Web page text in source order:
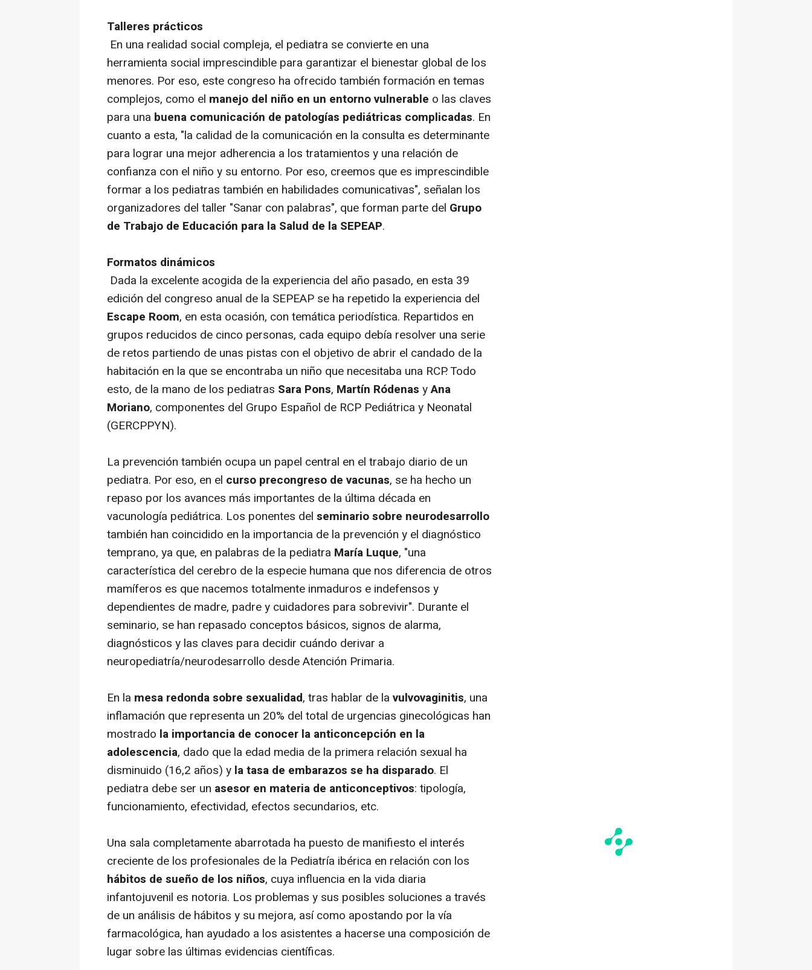
Talleres prácticos
En una realidad social compleja, el pediatra se convierte en una
herramienta social imprescindible para garantizar el bienestar global de los
menores. Por eso, este congreso ha ofrecido también formación en temas
complejos, como el manejo del niño en un entorno vulnerable o las claves
para una buena comunicación de patologías pediátricas complicadas. En
cuanto a esta, "la calidad de la comunicación en la consulta es determinante
para lograr una mejor adherencia a los tratamientos y una relación de
confianza con el niño y su entorno. Por eso, creemos que es imprescindible
formar a los pediatras también en habilidades comunicativas", señalan los
organizadores del taller "Sanar con palabras", que forman parte del Grupo
de Trabajo de Educación para la Salud de la SEPEAP.
Formatos dinámicos
Dada la excelente acogida de la experiencia del año pasado, en esta 39
edición del congreso anual de la SEPEAP se ha repetido la experiencia del
Escape Room, en esta ocasión, con temática periodística. Repartidos en
grupos reducidos de cinco personas, cada equipo debía resolver una serie
de retos partiendo de unas pistas con el objetivo de abrir el candado de la
habitación en la que se encontraba un niño que necesitaba una RCP. Todo
esto, de la mano de los pediatras Sara Pons, Martín Ródenas yAna
Moriano, componentes del Grupo Español de RCP Pediátrica y Neonatal
(GERCPPYN).
La prevención también ocupa un papel central en el trabajo diario de un
pediatra. Por eso, en el curso precongreso de vacunas, se ha hecho un
repaso por los avances más importantes de la última década en
vacunología pediátrica. Los ponentes del seminario sobre neurodesarrollo
también han coincidido en la importancia de la prevención y el diagnóstico
temprano, ya que, en palabras de la pediatra María Luque, "una
característica del cerebro de la especie humana que nos diferencia de otros
mamíferos es que nacemos totalmente inmaduros e indefensos y
dependientes de madre, padre y cuidadores para sobrevivir". Durante el
seminario, se han repasado conceptos básicos, signos de alarma,
diagnósticos y las claves para decidir cuándo derivar a
neuropediatría/neurodesarrollo desde Atención Primaria.
En la mesa redonda sobre sexualidad, tras hablar de la vulvovaginitis, una
inflamación que representa un 20% del total de urgencias ginecológicas han
mostrado la importancia de conocer la anticoncepción en la
adolescencia, dado que la edad media de la primera relación sexual ha
disminuido (16,2 años) y la tasa de embarazos se ha disparado. El
pediatra debe ser un asesor en materia de anticonceptivos: tipología,
funcionamiento, efectividad, efectos secundarios, etc.
Una sala completamente abarrotada ha puesto de manifiesto el interés
creciente de los profesionales de la Pediatría ibérica en relación con los
hábitos de sueño de los niños, cuya influencia en la vida diaria
infantojuvenil es notoria. Los problemas y sus posibles soluciones a través
de un análisis de hábitos y su mejora, así como apostando por la vía
farmacológica, han ayudado a los asistentes a hacerse una composición de
lugar sobre las últimas evidencias científicas.